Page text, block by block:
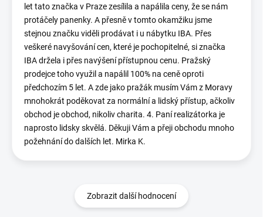
let tato značka v Praze zesílila a napálila ceny, že se nám
protáčely panenky. A přesně v tomto okamžiku jsme
stejnou značku viděli prodávat i u nábytku IBA. Přes
veškeré navyšování cen, které je pochopitelné, si značka
IBA držela i přes navýšení přístupnou cenu. Pražský
prodejce toho využil a napálil 100% na ceně oproti
předchozím 5 let. A zde jako pražák musím Vám z Moravy
mnohokrát poděkovat za normální a lidský přístup, ačkoliv
obchod je obchod, nikoliv charita. 4. Paní realizátorka je
naprosto lidsky skvělá. Děkuji Vám a přeji obchodu mnoho
požehnání do dalších let. Mirka K.
Zobrazit další hodnocení